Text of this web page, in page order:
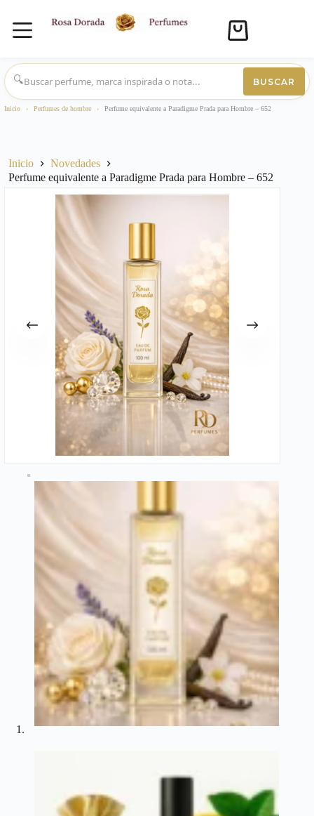
Saltar
al
contenido
Carro
compra
🔍
BUSCAR
Inicio › Perfumes de hombre › Perfume equivalente a Paradigme Prada para Hombre – 652
Inicio
Novedades
Perfume equivalente a Paradigme Prada para Hombre – 652